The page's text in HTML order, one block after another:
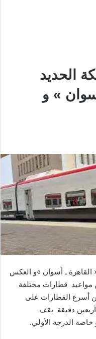
الحديد
» و
ـ أسوان »و العكس
مواعيد قطارات مختلفة
أسرع القطارات على
المسافة 11 ساعة و أربعين دقيقة يقف
خاصة الدرجة الأولي.